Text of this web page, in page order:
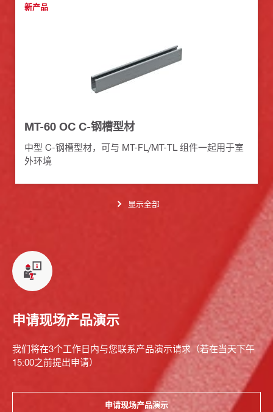
新产品
MT-60 OC C-钢槽型材
中型 C-钢槽型材，可与 MT-FL/MT-TL 组件一起用于室
外环境
显示全部
申请现场产品演示
我们将在3个工作日内与您联系产品演示请求（若在当天下午
15:00之前提出申请）
申请现场产品演示